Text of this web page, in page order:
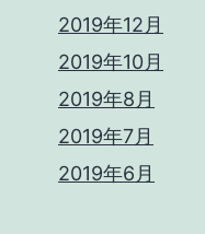
2019年12月
2019年10月
2019年8月
2019年7月
2019年6月